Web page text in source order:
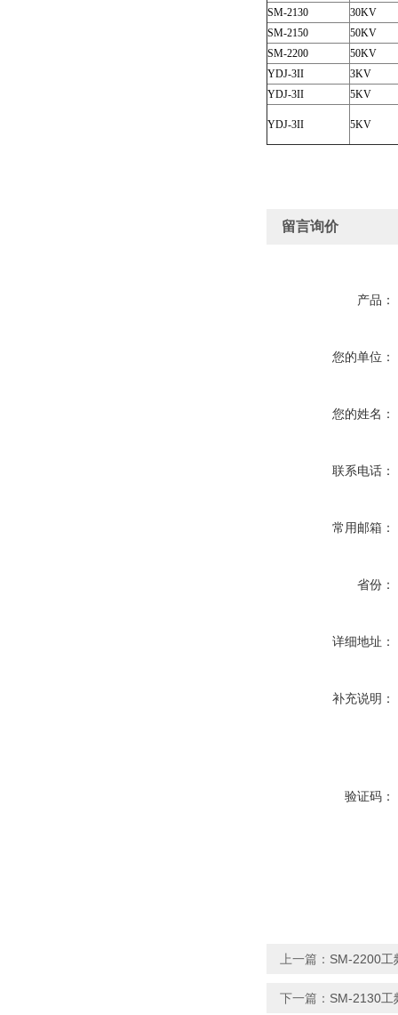
SM-2130
30KV
SM-2150
50KV
SM-2200
50KV
YDJ-3II
3KV
YDJ-3II
5KV
YDJ-3II 5KV
留言询价
产品：
您的单位：
您的姓名：
联系电话：
常用邮箱：
省份：
详细地址：
补充说明：
验证码：
上一篇： SM-2200工
下一篇： SM-2130工